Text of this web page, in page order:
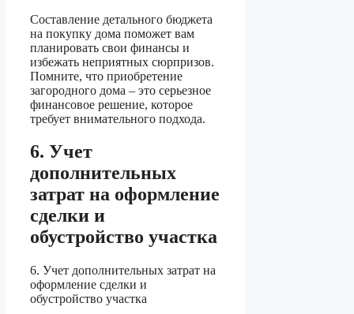
Составление детального бюджета
на покупку дома поможет вам
планировать свои финансы и
избежать неприятных сюрпризов.
Помните, что приобретение
загородного дома – это серьезное
финансовое решение, которое
требует внимательного подхода.
6. Учет
дополнительных
затрат на оформление
сделки и
обустройство участка
6. Учет дополнительных затрат на
оформление сделки и
обустройство участка